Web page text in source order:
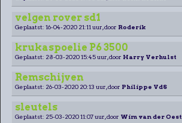
velgen rover sd1
Geplaatst: 16-04-2020 21:11 uur, door Roderik
krukaspoelie P6 3500
Geplaatst: 28-03-2020 15:45 uur, door Harry Verhulst
Remschijven
Geplaatst: 26-03-2020 20:13 uur, door Philippe VdS
sleutels
Geplaatst: 25-03-2020 11:07 uur, door Wim van der Oest